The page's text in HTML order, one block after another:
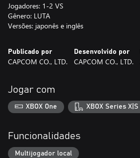
Jogadores: 1-2 VS
Gênero: LUTA
Versões: japonês e inglês
Publicado por
CAPCOM CO., LTD.
Desenvolvido por
CAPCOM CO., LTD.
Jogar com
XBOX One XBOX Series X|S
Funcionalidades
Multijogador local